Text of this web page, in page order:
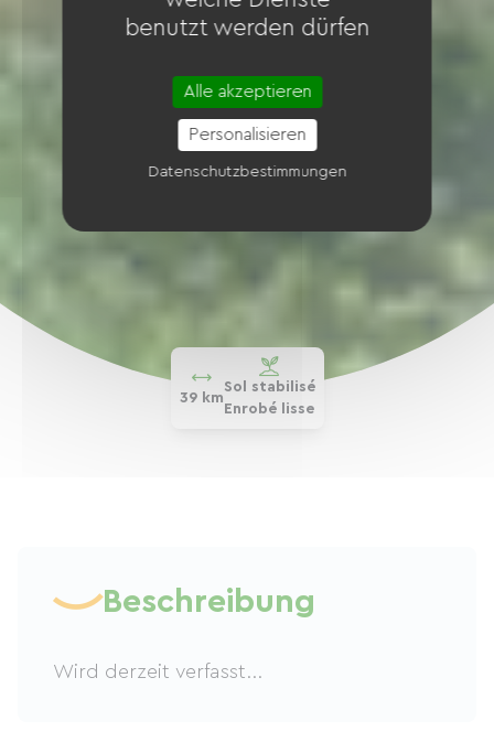
39 km
Sol stabilisé
Enrobé lisse
Beschreibung
Wird derzeit verfasst...
benutzt werden dürfen
Alle akzeptieren
Personalisieren
Datenschutzbestimmungen